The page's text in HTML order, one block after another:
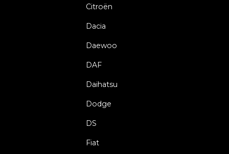
Citroën
Dacia
Daewoo
DAF
Daihatsu
Dodge
DS
Fiat